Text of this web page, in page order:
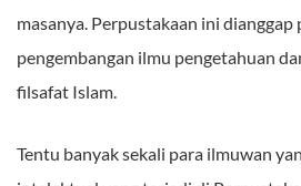
masanya. Perpustakaan ini dianggap
pengembangan ilmu pengetahuan
filsafat Islam.
Tentu banyak sekali para ilmuwan